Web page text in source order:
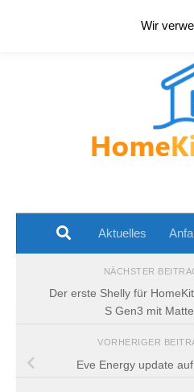
Aktuelles
NÄCHSTER
Der erste Shelly für
S Gen3 mit
VORHERIGER
Eve Energy update
Wir